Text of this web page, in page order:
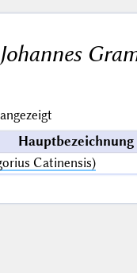
Johannes
Catinensis)